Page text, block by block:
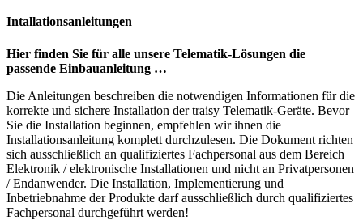
Intallationsanleitungen
Hier finden Sie für alle unsere Telematik-Lösungen die
passende Einbauanleitung …
Die Anleitungen beschreiben die notwendigen Informationen für die
korrekte und sichere Installation der traisy Telematik-Geräte. Bevor
Sie die Installation beginnen, empfehlen wir ihnen die
Installationsanleitung komplett durchzulesen. Die Dokument richten
sich ausschließlich an qualifiziertes Fachpersonal aus dem Bereich
Elektronik / elektronische Installationen und nicht an Privatpersonen
/ Endanwender. Die Installation, Implementierung und
Inbetriebnahme der Produkte darf ausschließlich durch qualifiziertes
Fachpersonal durchgeführt werden!